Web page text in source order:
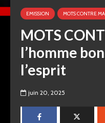
EMISSION MOTS CONTRE
MOTS
l’homme
l’esprit
juin 20, 2025